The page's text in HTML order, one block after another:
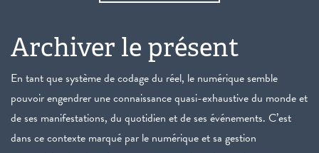
Archiver le présent
En tant que système de codage du réel, le numérique semble
pouvoir engendrer une connaissance quasi-exhaustive du monde et
de ses manifestations, du quotidien et de ses événements. C’est
dans ce contexte marqué par le numérique et sa gestion